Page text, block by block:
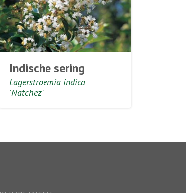
Indische sering
Lagerstroemia indica
'Natchez'